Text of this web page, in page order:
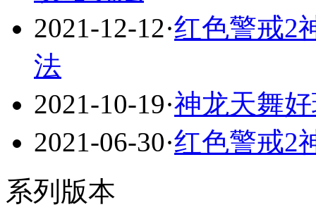
2021-12-12·红色警戒2
法
2021-10-19·神龙天舞
2021-06-30·红色警戒2
系列版本